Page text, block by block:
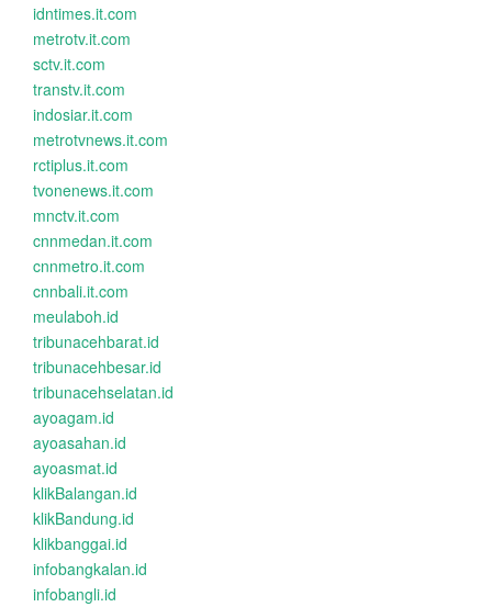
idntimes.it.com
metrotv.it.com
sctv.it.com
transtv.it.com
indosiar.it.com
metrotvnews.it.com
rctiplus.it.com
tvonenews.it.com
mnctv.it.com
cnnmedan.it.com
cnnmetro.it.com
cnnbali.it.com
meulaboh.id
tribunacehbarat.id
tribunacehbesar.id
tribunacehselatan.id
ayoagam.id
ayoasahan.id
ayoasmat.id
klikBalangan.id
klikBandung.id
klikbanggai.id
infobangkalan.id
infobangli.id